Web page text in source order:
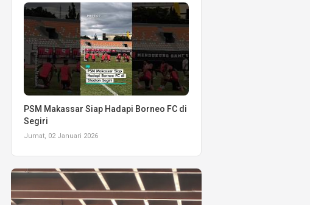
PSM Makassar Siap Hadapi Borneo FC di
Segiri
Jumat, 02 Januari 2026